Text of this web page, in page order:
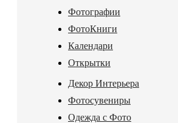
Фотографии
ФотоКниги
Календари
Открытки
Декор Интерьера
Фотосувениры
Одежда с Фото